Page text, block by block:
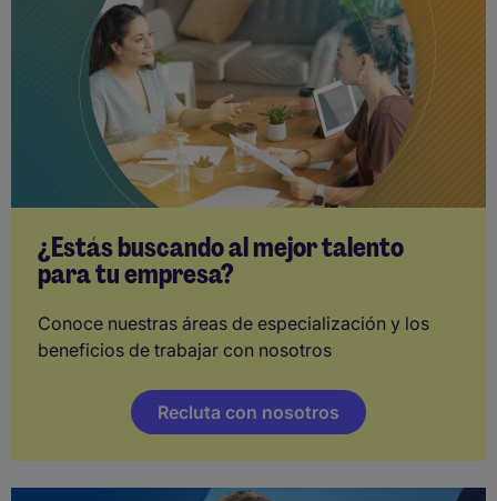
¿Estás buscando al mejor talento
para tu empresa?
Conoce nuestras áreas de especialización y los
beneficios de trabajar con nosotros
Recluta con nosotros